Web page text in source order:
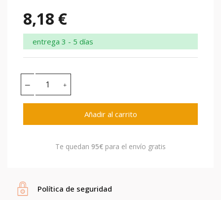
8,18 €
entrega 3 - 5 días
Añadir al carrito
Te quedan 95€ para el envío gratis
Política de seguridad